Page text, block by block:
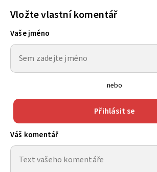
Vložte vlastní komentář
Vaše jméno
nebo
Přihlásit se
Váš komentář